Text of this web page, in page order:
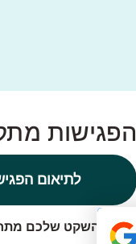
הפגישות
לתיאום
זכרו – השקט שלכם